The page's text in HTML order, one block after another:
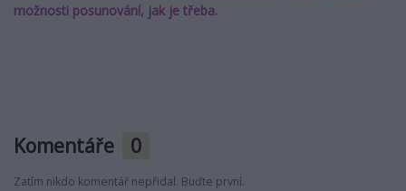
možnosti posunování, jak je třeba.
Komentáře 0
Zatím nikdo komentář nepřidal. Buďte první.